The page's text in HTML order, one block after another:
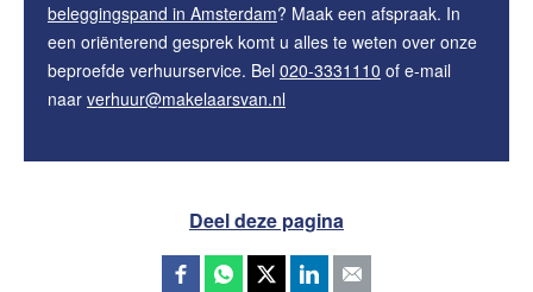
beleggingspand in Amsterdam? Maak een afspraak. In
een oriënterend gesprek komt u alles te weten over onze
beproefde verhuurservice. Bel 020-3331110 of e-mail
naar verhuur@makelaarsvan.nl
Deel deze pagina